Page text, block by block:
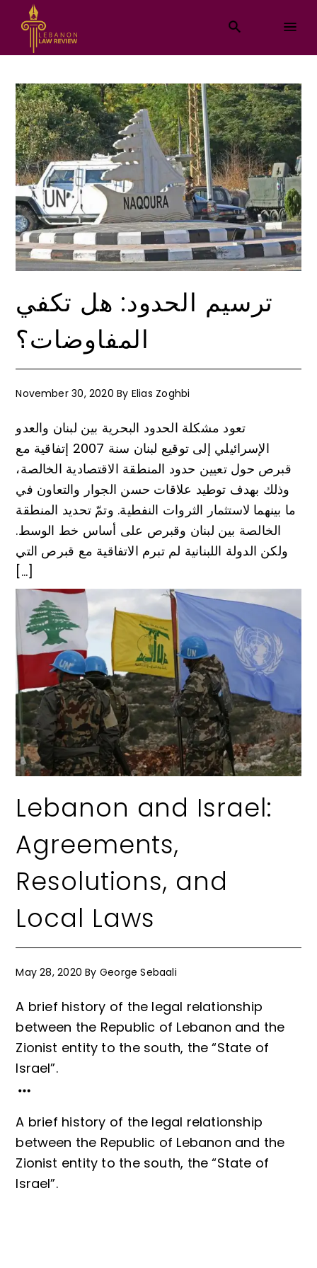
ترسيم الحدود: هل تكفي
المفاوضات؟
November 30, 2020 By Elias Zoghbi
تعود مشكلة الحدود البحرية بين لبنان والعدو
الإسرائيلي إلى توقيع لبنان سنة 2007 إتفاقية مع
قبرص حول تعيين حدود المنطقة الاقتصادية الخالصة،
وذلك بهدف توطيد علاقات حسن الجوار والتعاون في
ما بينهما لاستثمار الثروات النفطية. وتمّ تحديد المنطقة
الخالصة بين لبنان وقبرص على أساس خط الوسط.
ولكن الدولة اللبنانية لم تبرم الاتفاقية مع قبرص التي
[…]
Lebanon and Israel:
Agreements,
Resolutions, and
Local Laws
May 28, 2020 ByGeorge Sebaali
A brief history of the legal relationship
between the Republic of Lebanon and the
Zionist entity to the south, the “State of
Israel”.
A brief history of the legal relationship
between the Republic of Lebanon and the
Zionist entity to the south, the “State of
Israel”.